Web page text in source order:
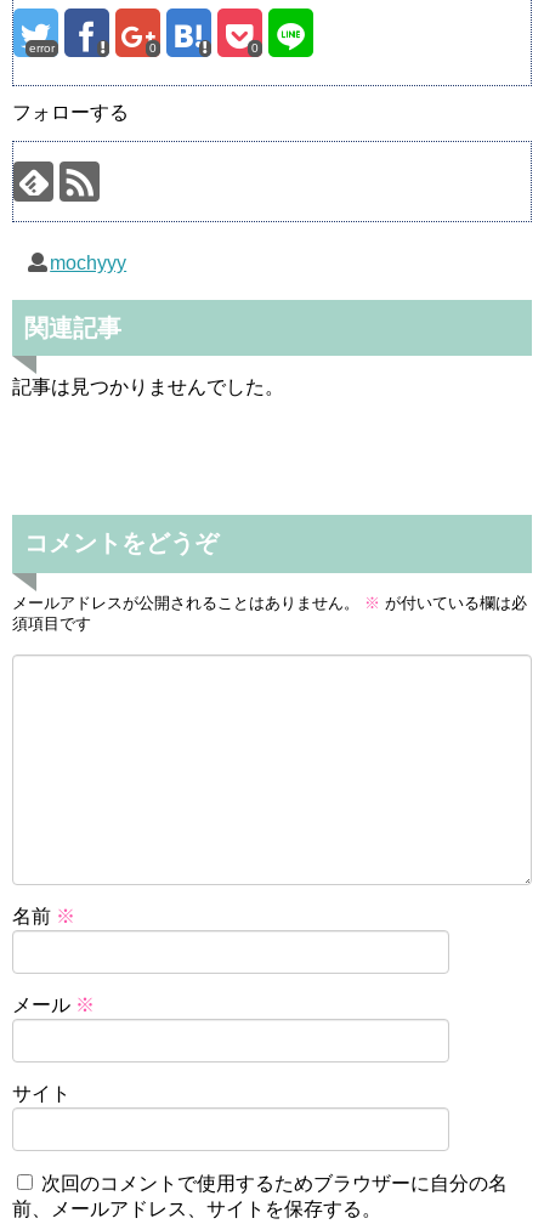
error 0 0
フォローする
mochyyy
関連記事
記事は見つかりませんでした。
コメントをどうぞ
メールアドレスが公開されることはありません。 ※ が付いている欄は必
須項目です
名前 ※
メール ※
サイト
次回のコメントで使用するためブラウザーに自分の名
前、メールアドレス、サイトを保存する。